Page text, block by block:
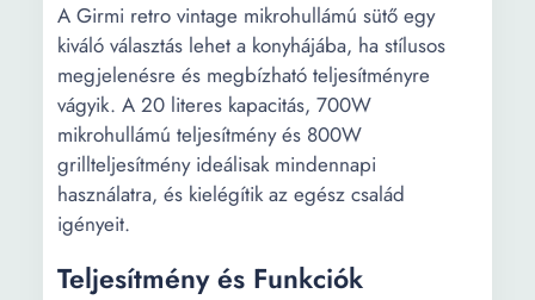
A Girmi retro vintage mikrohullámú sütő egy
kiváló választás lehet a konyhájába, ha stílusos
megjelenésre és megbízható teljesítményre
vágyik. A 20 literes kapacitás, 700W
mikrohullámú teljesítmény és 800W
grillteljesítmény ideálisak mindennapi
használatra, és kielégítik az egész család
igényeit.
Teljesítmény és Funkciók